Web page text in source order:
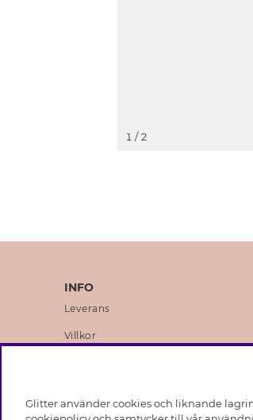
1 / 2
INFO
Leverans
Villkor
Medlemsvillkor
Glitter använder cookies och liknande